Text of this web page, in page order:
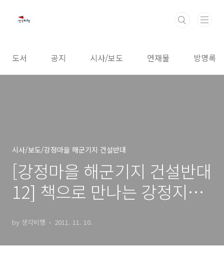
도서 공지 시사/보도 연재물 방명록
시사/보도/강정마을 해군기지 건설반대
[강정마을 해군기지 건설반대
12] 책으로 만나는 강정지킴
by 생각비행 2011. 11. 10.